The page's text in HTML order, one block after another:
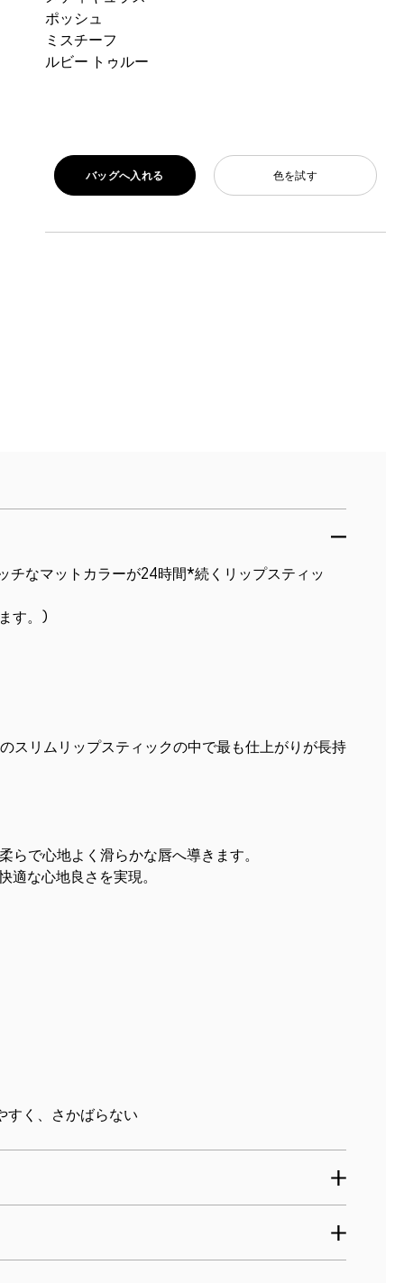
ポッシュ
ミスチーフ
ルビー トゥルー
色を試す
バッグへ入れる
チなマットカラーが24時間*続くリップスティッ
す。)
スリムリップスティックの中で最も仕上がりが長持
で心地よく滑らかな唇へ導きます。
適な心地良さを実現。
すく、さかばらない